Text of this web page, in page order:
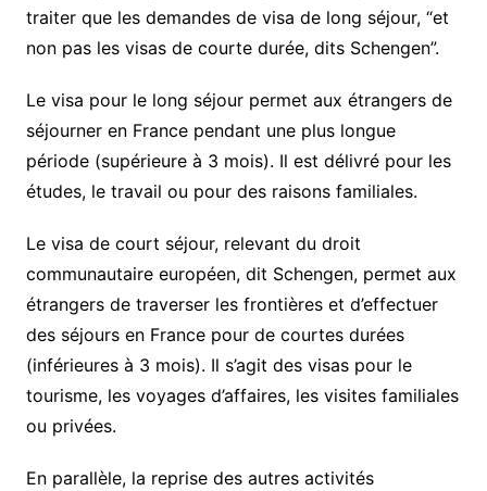
traiter que les demandes de visa de long séjour, “et
non pas les visas de courte durée, dits Schengen”.
Le visa pour le long séjour permet aux étrangers de
séjourner en France pendant une plus longue
période (supérieure à 3 mois). Il est délivré pour les
études, le travail ou pour des raisons familiales.
Le visa de court séjour, relevant du droit
communautaire européen, dit Schengen, permet aux
étrangers de traverser les frontières et d’effectuer
des séjours en France pour de courtes durées
(inférieures à 3 mois). Il s’agit des visas pour le
tourisme, les voyages d’affaires, les visites familiales
ou privées.
En parallèle, la reprise des autres activités